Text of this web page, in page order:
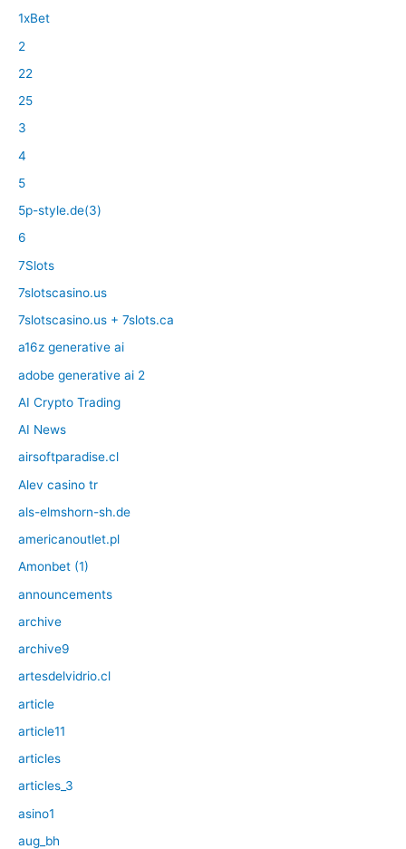
1xBet
2
22
25
3
4
5
5p-style.de(3)
6
7Slots
7slotscasino.us
7slotscasino.us + 7slots.ca
a16z generative ai
adobe generative ai 2
AI Crypto Trading
AI News
airsoftparadise.cl
Alev casino tr
als-elmshorn-sh.de
americanoutlet.pl
Amonbet (1)
announcements
archive
archive9
artesdelvidrio.cl
article
article11
articles
articles_3
asino1
aug_bh